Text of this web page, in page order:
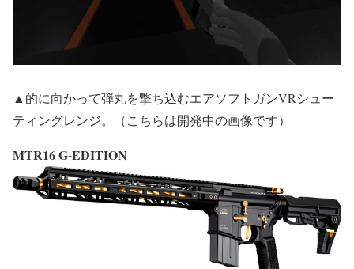
▲的に向かって弾丸を撃ち込むエアソフトガンVRシュー
ティングレンジ。（こちらは開発中の画像です）
MTR16 G-EDITION